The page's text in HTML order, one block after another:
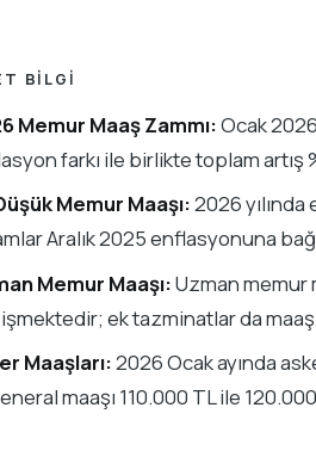
BILGI
Memur Maaş Zammı:Ocak
farkı ile birlikte toplam artış
Memur Maaşı:2026
Aralık 2025 enflasyonuna
Memur Maaşı:Uzman memur
ek tazminatlar da
Maaşları:2026 Ocak ayında
maaşı 110.000 TL ile